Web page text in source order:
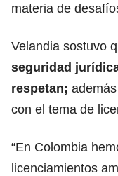
materia de
Velandia sostuvo
seguridad
respetan;
con el tema de
“En Colombia
licenciamientos